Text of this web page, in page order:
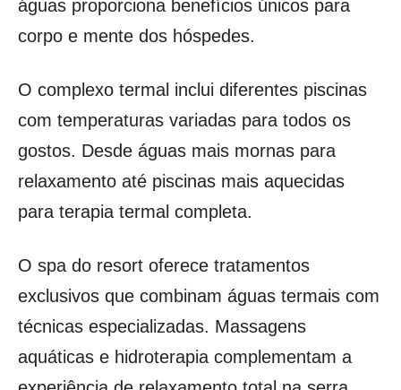
águas proporciona benefícios únicos para
corpo e mente dos hóspedes.
O complexo termal inclui diferentes piscinas
com temperaturas variadas para todos os
gostos. Desde águas mais mornas para
relaxamento até piscinas mais aquecidas
para terapia termal completa.
O spa do resort oferece tratamentos
exclusivos que combinam águas termais com
técnicas especializadas. Massagens
aquáticas e hidroterapia complementam a